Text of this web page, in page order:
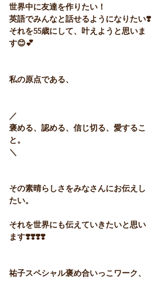
世界中に友達を作りたい！
英語でみんなと話せるようになりたい❣️
それを55歳にして、叶えようと思いま
す😊💕
私の原点である、
／
褒める、認める、信じ切る、愛するこ
と。
＼
その素晴らしさをみなさんにお伝えし
たい。
それを世界にも伝えていきたいと思い
ます❣️❣️❣️❣️
祐子スペシャル褒め合いっこワーク、